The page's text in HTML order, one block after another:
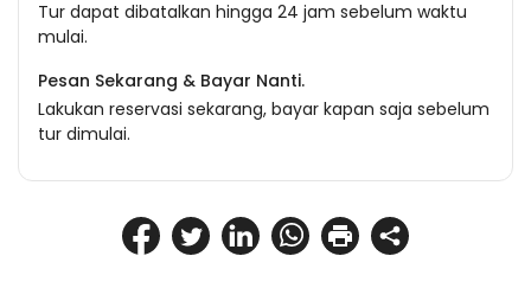
Tur dapat dibatalkan hingga 24 jam sebelum waktu
mulai.
Pesan Sekarang & Bayar Nanti.
Lakukan reservasi sekarang, bayar kapan saja sebelum
tur dimulai.